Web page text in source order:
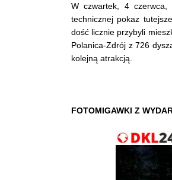
W czwartek, 4
technicznej pokaz
dość licznie przybyli
Polanica-Zdrój z 726
kolejną atrakcją.
FOTOMIGAWKI Z